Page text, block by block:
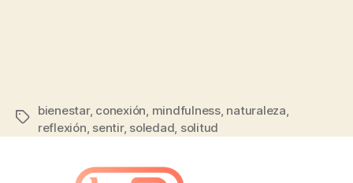
bienestar, conexión, mindfulness, naturaleza,
reflexión, sentir, soledad, solitud